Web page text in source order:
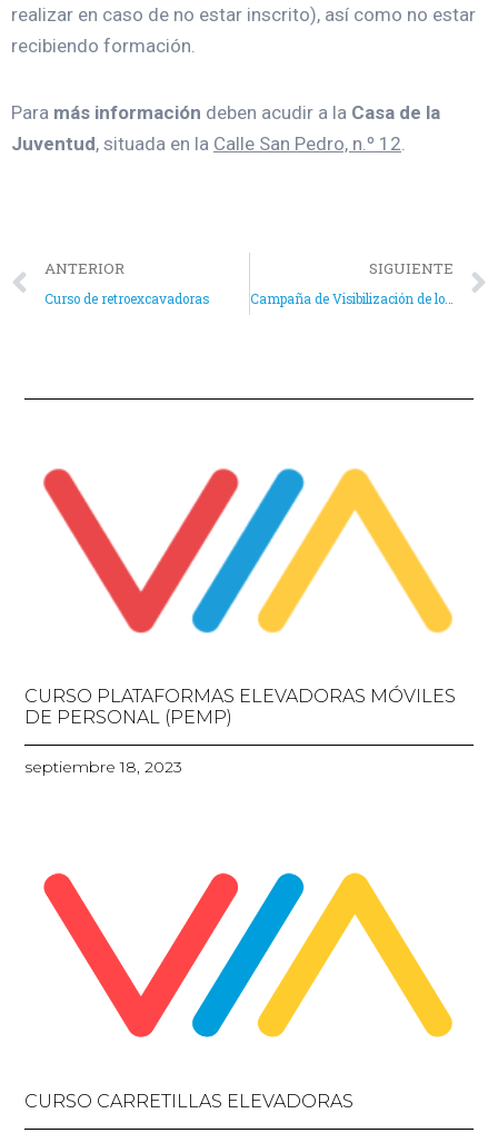
realizar en caso de no estar inscrito), así como no estar
recibiendo formación.
Para más información deben acudir a la Casa de la
Juventud, situada en la Calle San Pedro, n.º 12.
ANTERIOR
Curso de retroexcavadoras
SIGUIENTE
Campaña de Visibilización de los Servicios Sociales
CURSO PLATAFORMAS ELEVADORAS MÓVILES
DE PERSONAL (PEMP)
septiembre 18, 2023
CURSO CARRETILLAS ELEVADORAS